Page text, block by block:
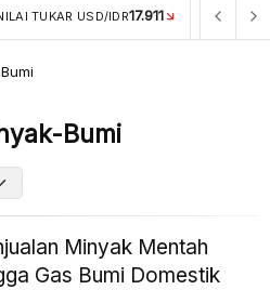
TUKAR USD/IDR17.911 INFLASI
Bumi
Minyak Mentah
Gas Bumi Domestik